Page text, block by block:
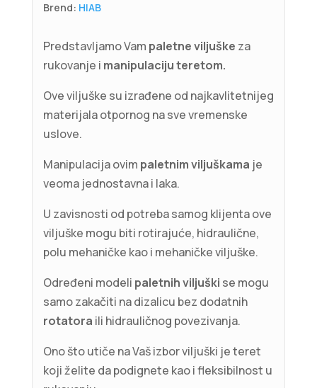
Brend: HIAB
Predstavljamo Vam paletne viljuške za
rukovanje i manipulaciju teretom.
Ove viljuške su izrađene od najkavlitetnijeg
materijala otpornog na sve vremenske
uslove.
Manipulacija ovim paletnim viljuškama je
veoma jednostavna i laka.
U zavisnosti od potreba samog klijenta ove
viljuške mogu biti rotirajuće, hidraulične,
polu mehaničke kao i mehaničke viljuške.
Određeni modeli paletnih viljuški se mogu
samo zakačiti na dizalicu bez dodatnih
rotatora ili hidrauličnog povezivanja.
Ono što utiče na Vaš izbor viljuški je teret
koji želite da podignete kao i fleksibilnost u